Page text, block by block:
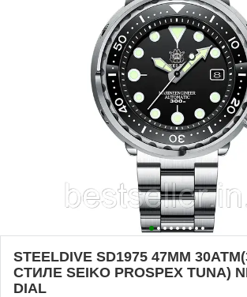
STEELDIVE SD1975 47MM
СТИЛЕ SEIKO PROSPEX TUNA)
DIAL